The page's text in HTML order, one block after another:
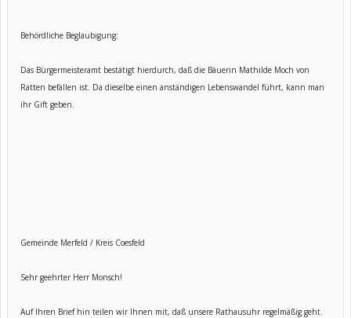
Behördliche Beglaubigung:
Das Bürgermeisteramt bestätigt hierdurch, daß die Bäuerin Mathilde Moch von
Ratten befallen ist. Da dieselbe einen anständigen Lebenswandel führt, kann man
ihr Gift geben.
Gemeinde Merfeld / Kreis Coesfeld
Sehr geehrter Herr Monsch!
Auf Ihren Brief hin teilen wir Ihnen mit, daß unsere Rathausuhr regelmäßig geht.